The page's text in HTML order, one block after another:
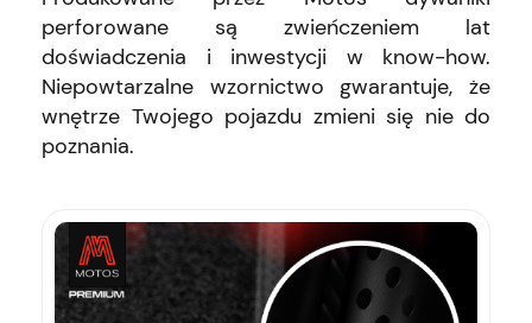
perforowane są zwieńczeniem lat
doświadczenia i inwestycji w know-how.
Niepowtarzalne wzornictwo gwarantuje, że
wnętrze Twojego pojazdu zmieni się nie do
poznania.